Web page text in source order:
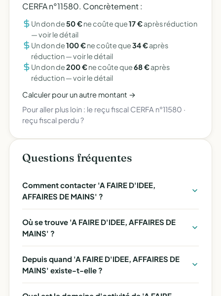
CERFA n°11580. Concrètement :
Un don de50 €ne coûte que17 €après réduction
—voir le détail
Un don de100 €ne coûte que34 €après
réduction —voir le détail
Un don de200 €ne coûte que68 €après
réduction —voir le détail
Calculer pour un autre montant →
Pour aller plus loin : le reçu fiscal CERFA n°11580 ·
reçu fiscal perdu ?
Questions fréquentes
Comment contacter 'A FAIRE D'IDEE,
AFFAIRES DE MAINS' ?
Où se trouve 'A FAIRE D'IDEE, AFFAIRES DE
MAINS' ?
Depuis quand 'A FAIRE D'IDEE, AFFAIRES DE
MAINS' existe-t-elle ?